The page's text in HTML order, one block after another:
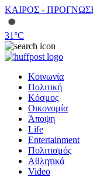
ΚΑΙΡΟΣ -
31°C
Κοινωνία
Πολιτική
Κόσμος
Οικονομία
Άποψη
Life
Entertainment
Πολιτισμός
Αθλητικά
Video